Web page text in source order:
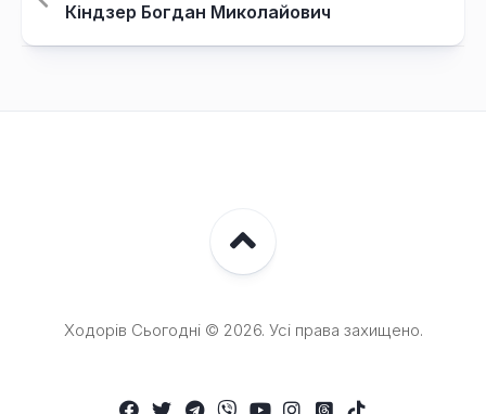
Кіндзер Богдан Миколайович
Ходорів Сьогодні © 2026. Усі права захищено.